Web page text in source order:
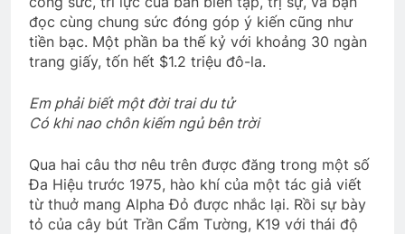
Hội Oregon Thăm CSVSQ Cao Văn Lợi
K21
CSVSQ Ngô Thanh Vân K10
2 Years Ago
đọc cùng chung sức đóng góp ý kiến cũng như
tiền bạc. Một phần ba thế kỷ với khoảng 30 ngàn
trang giấy, tốn hết $1.2 triệu đô-la.
Em phải biết một đời trai du tử
Có khi nao chôn kiếm ngủ bên trời
Qua hai câu thơ nêu trên được đăng trong một số
Đa Hiệu trước 1975, hào khí của một tác giả viết
từ thuở mang Alpha Đỏ được nhắc lại. Rồi sự bày
tỏ của cây bút Trần Cẩm Tường, K19 với thái độ